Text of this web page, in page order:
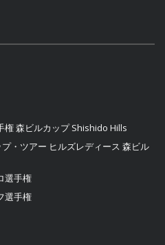
権 森ビルカップ Shishido Hills
プ・ツアー ヒルズレディース 森ビル
選手権
選手権